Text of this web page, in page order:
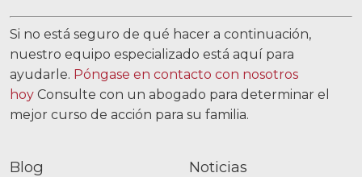
Si no está seguro de qué hacer a continuación,
nuestro equipo especializado está aquí para
ayudarle. Póngase en contacto con nosotros
hoy Consulte con un abogado para determinar el
mejor curso de acción para su familia.
Blog Noticias